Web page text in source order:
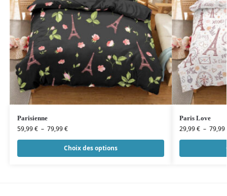
Parisienne
59,99€ – 79,99€
Choix des options
Paris Love
29,99€ – 79,99